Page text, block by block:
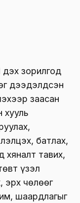
дэх зорилгод
дээдэлдсэн
заасан
хууль
батлах,
хяналт тавих,
үзэл
эрх чөлөөг
шаардлагыг